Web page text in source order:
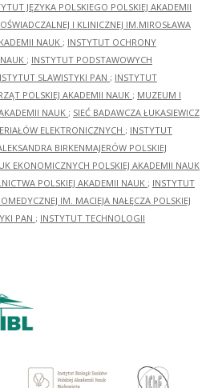
JĘZYKA POLSKIEGO POLSKIEJ AKADEMII
I KLINICZNEJ IM.MIROSŁAWA
NAUK ; INSTYTUT OCHRONY
; INSTYTUT PODSTAWOWYCH
SLAWISTYKI PAN ; INSTYTUT
POLSKIEJ AKADEMII NAUK ; MUZEUM I
NAUK ; SIEĆ BADAWCZA ŁUKASIEWICZ
ELEKTRONICZNYCH ; INSTYTUT
BIRKENMAJERÓW POLSKIEJ
EKONOMICZNYCH POLSKIEJ AKADEMII NAUK
POLSKIEJ AKADEMII NAUK ; INSTYTUT
IM. MACIEJA NAŁĘCZA POLSKIEJ
PAN ; INSTYTUT TECHNOLOGII